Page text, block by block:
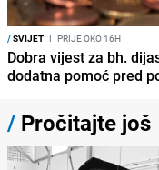
/SVIJET I PRIJE OKO 16H
Dobra vijest za bh.
dodatna pomoć pred
/ Pročitajte još